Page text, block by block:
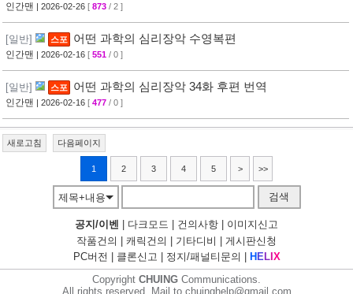
인간맨 | 2026-02-26 [ 873 / 2 ]
[일반] 스포 어떤 과학의 심리장악 수영복편
인간맨 | 2026-02-16 [ 551 / 0 ]
[일반] 스포 어떤 과학의 심리장악 34화 후편 번역
인간맨 | 2026-02-16 [ 477 / 0 ]
새로고침 다음페이지
1 2 3 4 5 > >>
제목+내용 검색
공지/이벤 다크모드 건의사항
이미지신고
작품건의
캐릭건의 기타디비
게시판신청
PC버전
클론신고 정지/패널티문의 H ELI X
Copyright CHUING Communications.
All rights reserved. Mail to chuinghelp@gmail.com